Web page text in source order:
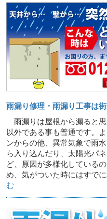
雨漏り修理・雨漏り工事は
雨漏りは屋根から漏ると
以外である事も普通です。
ンからの他、異常気象で雨
ら入り込んだり、太陽光パ
ど、原因が多様化している
め、気がついた時にはすで
む